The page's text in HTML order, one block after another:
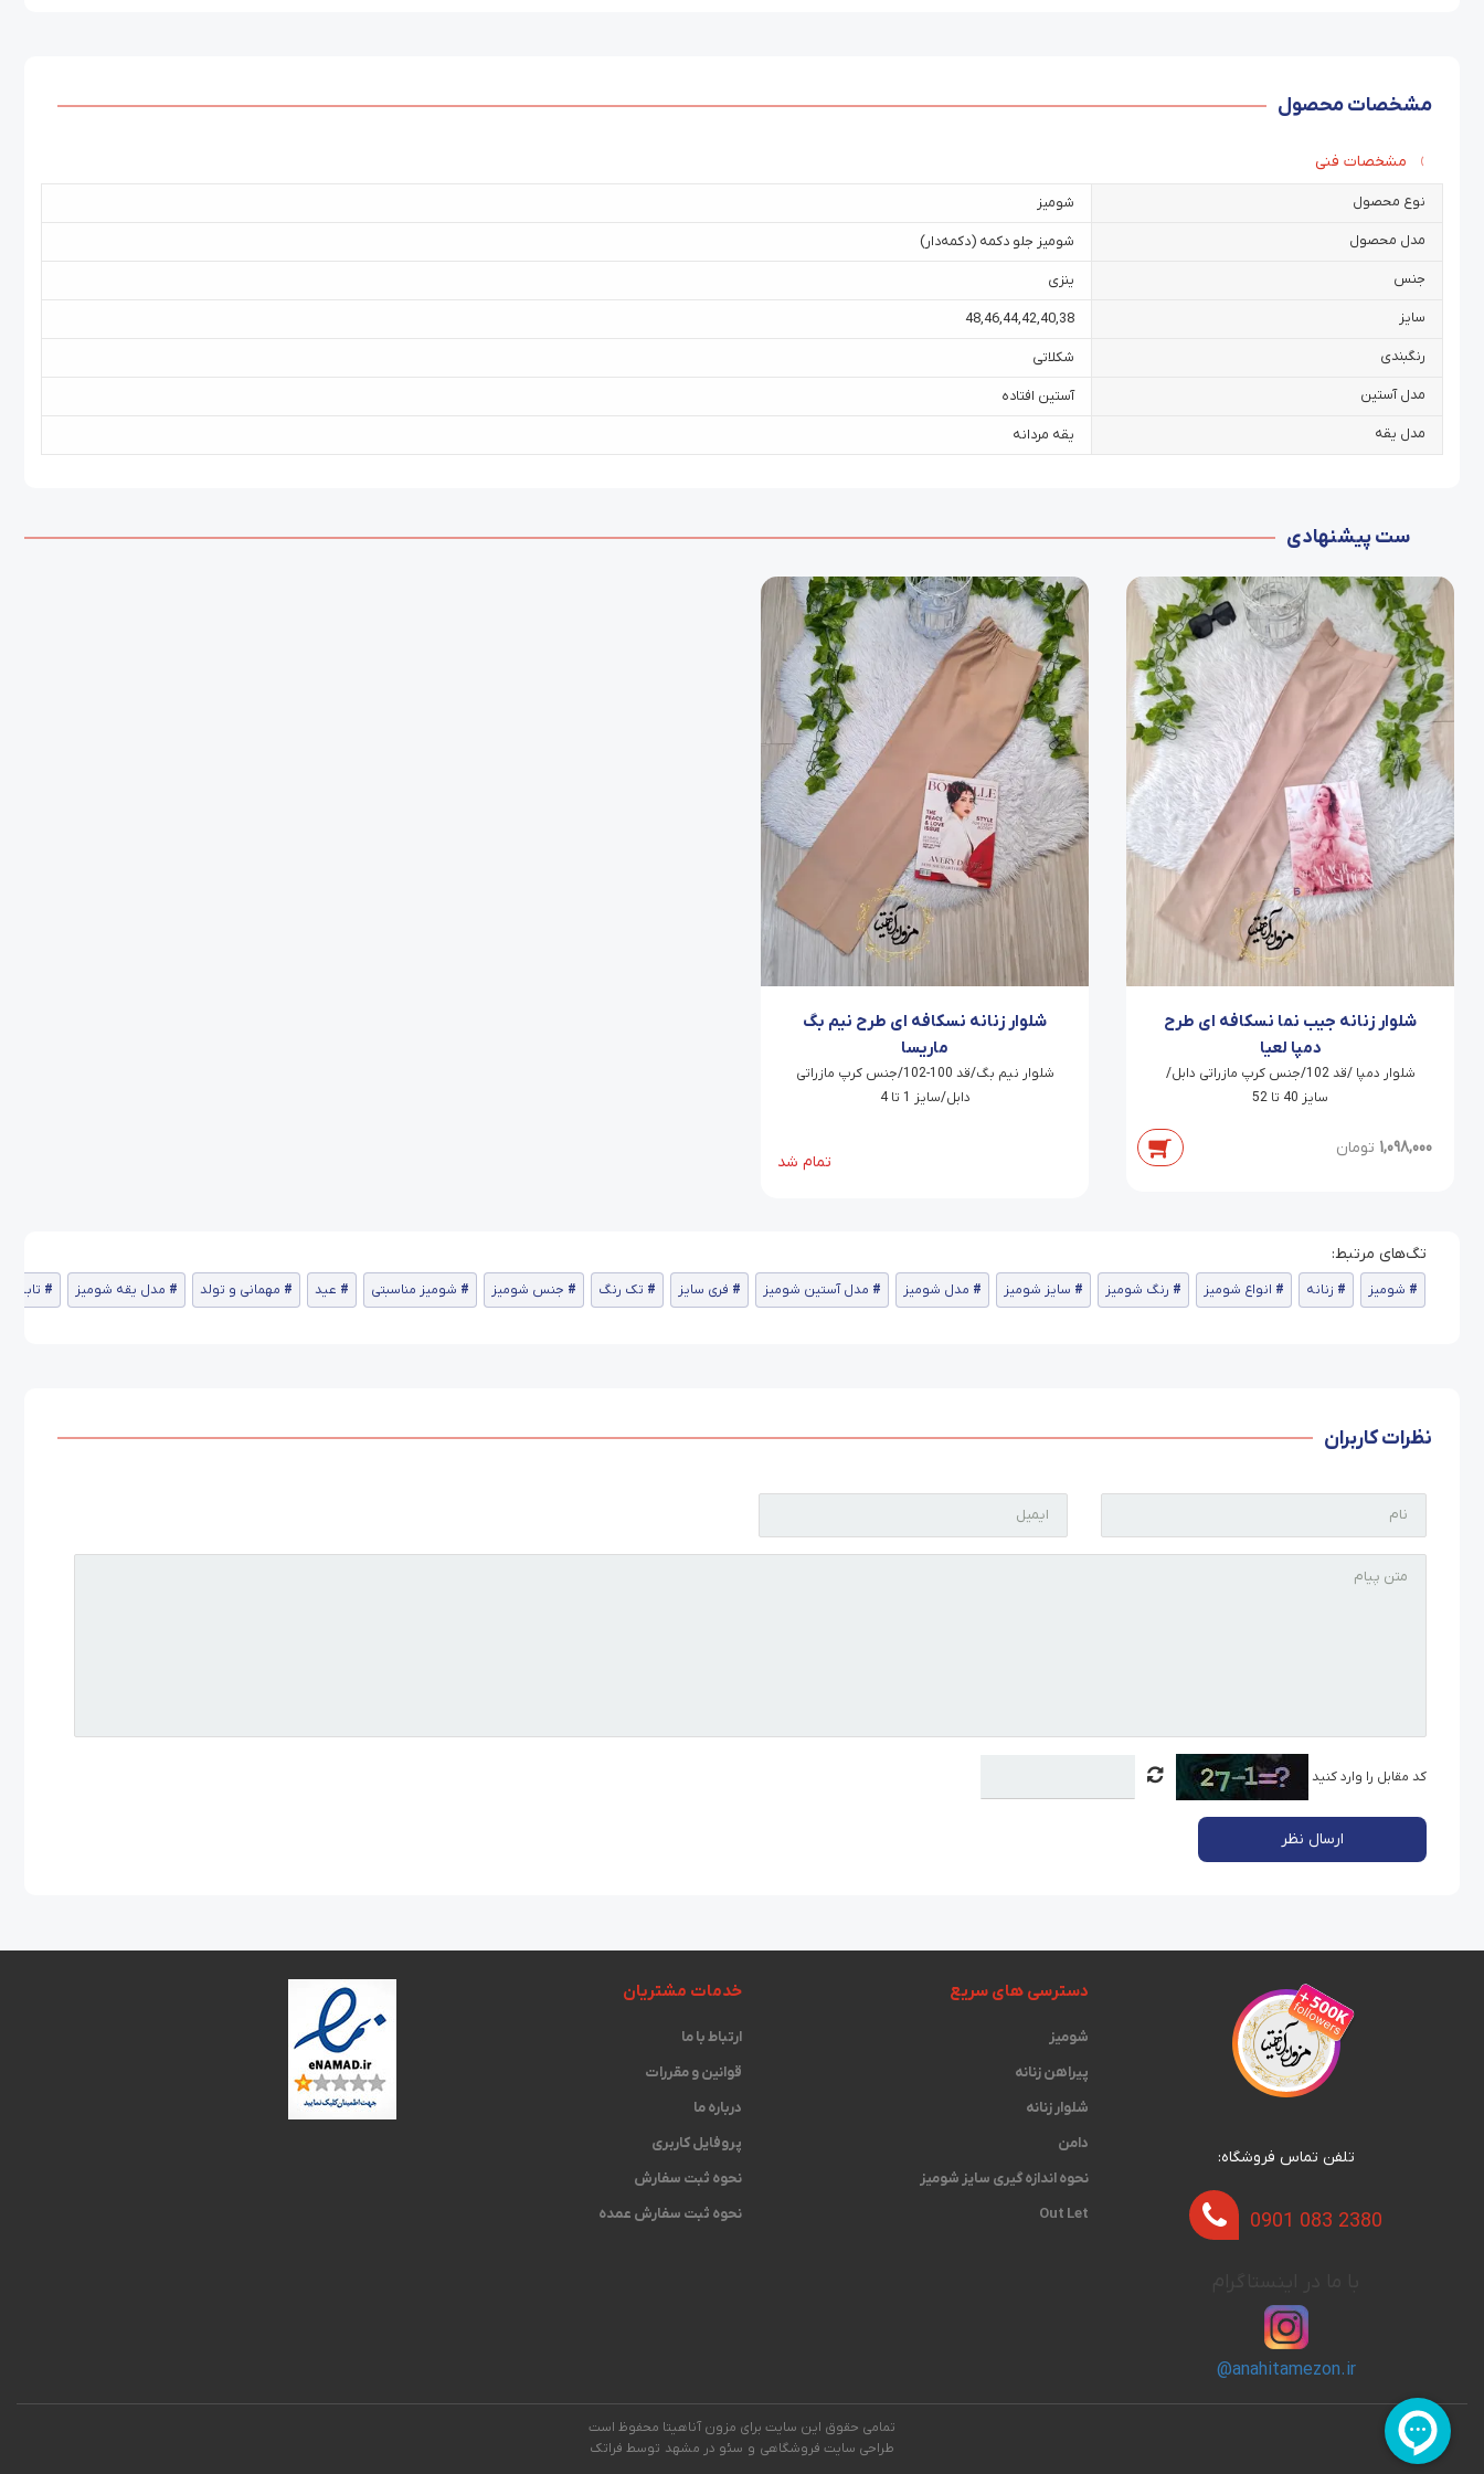
مشخصات محصول
مشخصات فنی
نوع محصول شومیز
مدل محصول شومیز جلو دکمه (دکمه‌دار)
جنس ینزی
سایز 38
,
40
,
42
,
44
,
46
,
48
رنگبندی شکلاتی
مدل آستین آستین افتاده
مدل یقه یقه مردانه
ست پیشنهادی
شلوار زنانه جیب نما نسکافه ای طرح
دمپا لعیا
شلوار دمپا /قد 102/جنس کرپ مازراتی دابل/
سایز 40 تا 52
1,098,000 تومان
شلوار زنانه نسکافه ای طرح نیم بگ
ماریسا
شلوار نیم بگ/قد 100-102/جنس کرپ مازراتی
دابل/سایز 1 تا 4
تمام شد
شومیز زنانه انواع شومیز رنگ شومیز سایز شومیز مدل شومیز مدل آستین شومیز فری سایز تک رنگ جنس شومیز شومیز مناسبتی عید مهمانی و تولد مدل یقه شومیز
نظرات کاربران
کد مقابل را وارد کنید
ارسال نظر
تلفن تماس فروشگاه:
0901 083 2380
@anahitamezon.ir
دسترسی های سریع
شومیز
پیراهن زنانه
شلوار زنانه
دامن
نحوه اندازه گیری ‫سایز شومیز
Out Let
خدمات مشتریان
ارتباط با ما
قوانین و مقررات
درباره ما
پروفایل کاربری
نحوه ثبت سفارش
نحوه ثبت سفارش عمده
تمامی حقوق این سایت برای مزون آناهیتا محفوظ است
طراحی سایت فروشگاهی و سئو در مشهد توسط فراتک